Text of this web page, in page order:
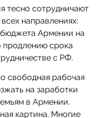
тесно сотрудничают
направлениях:
Армении на
продлению срока
с РФ.
свободная рабочая
на заработки
в Армении.
картина. Многие